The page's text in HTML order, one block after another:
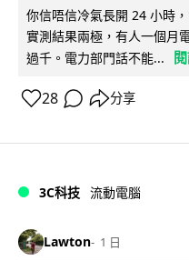
你信唔信冷氣長開 24 小時
實測結果兩極，有人一個月
過千。電力部門話不能...
28 分享
3C科技 流動電腦
Lawton 1 日